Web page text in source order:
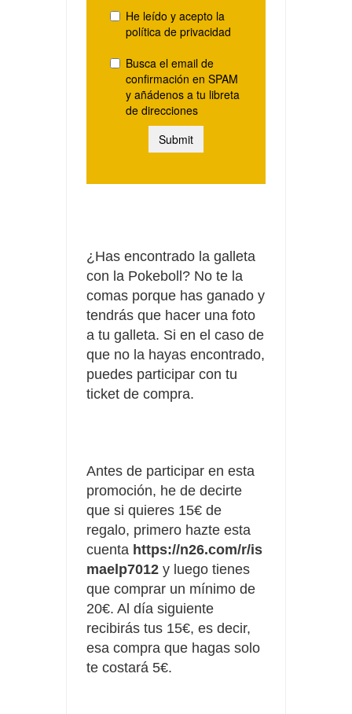
¿Has encontrado la galleta
con la Pokeboll? No te la
comas porque has ganado y
tendrás que hacer una foto
a tu galleta. Si en el caso de
que no la hayas encontrado,
puedes participar con tu
ticket de compra.
Antes de participar en esta
promoción, he de decirte
que si quieres 15€ de
regalo, primero hazte esta
cuenta https://n26.com/r/is
maelp7012 y luego tienes
que comprar un mínimo de
20€. Al día siguiente
recibirás tus 15€, es decir,
esa compra que hagas solo
te costará 5€.